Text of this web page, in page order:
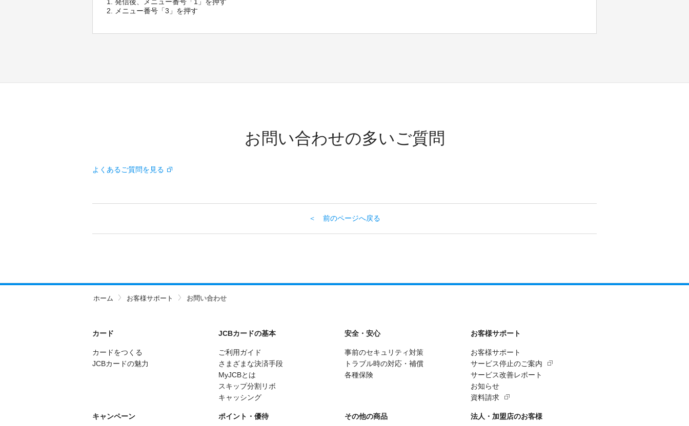
メニュー番号「3」を押す
お問い合わせの多いご質問
よくあるご質問を見る
＜ 前のページへ戻る
ホーム お客様サポート お問い合わせ
カード
カードをつくる
JCBカードの魅力
JCBカードの基本
ご利用ガイド
さまざまな決済手段
MyJCBとは
スキップ分割リボ
キャッシング
安全・安心
事前のセキュリティ対策
トラブル時の対応・補償
各種保険
お客様サポート
お客様サポート
サービス停止のご案内
サービス改善レポート
お知らせ
資料請求
キャンペーン ポイント・優待 その他の商品 法人・加盟店のお客様